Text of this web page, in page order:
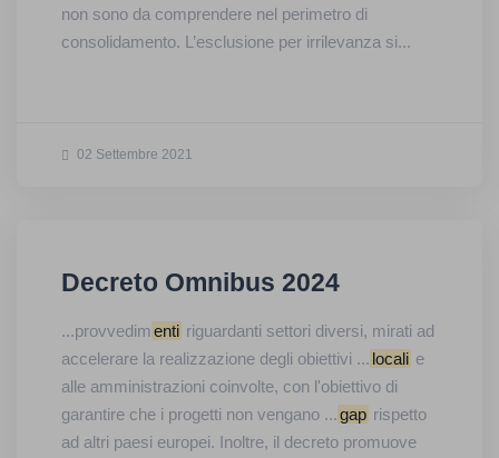
non sono da comprendere nel perimetro di
consolidamento. L’esclusione per irrilevanza si...
02 Settembre 2021
Decreto Omnibus 2024
...provvedimenti riguardanti settori diversi, mirati ad
accelerare la realizzazione degli obiettivi ... locali e
alle amministrazioni coinvolte, con l'obiettivo di
garantire che i progetti non vengano ...gap rispetto
ad altri paesi europei. Inoltre, il decreto promuove